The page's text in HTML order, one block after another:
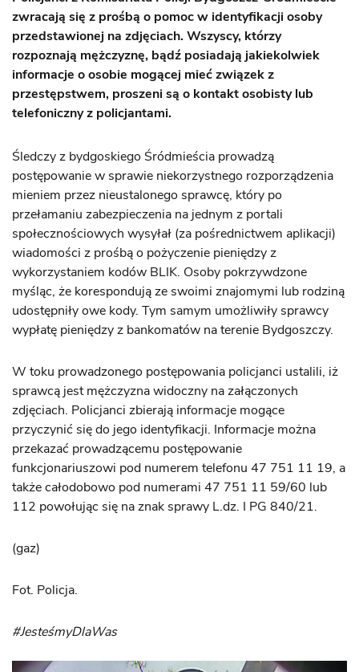
zwracają się z prośbą o pomoc w identyfikacji osoby
przedstawionej na zdjęciach. Wszyscy, którzy
rozpoznają mężczyznę, bądź posiadają jakiekolwiek
informacje o osobie mogącej mieć związek z
przestępstwem, proszeni są o kontakt osobisty lub
telefoniczny z policjantami.
Śledczy z bydgoskiego Śródmieścia prowadzą
postępowanie w sprawie niekorzystnego rozporządzenia
mieniem przez nieustalonego sprawcę, który po
przełamaniu zabezpieczenia na jednym z portali
społecznościowych wysyłał (za pośrednictwem aplikacji)
wiadomości z prośbą o pożyczenie pieniędzy z
wykorzystaniem kodów BLIK. Osoby pokrzywdzone
myśląc, że korespondują ze swoimi znajomymi lub rodziną
udostępniły owe kody. Tym samym umożliwiły sprawcy
wypłatę pieniędzy z bankomatów na terenie Bydgoszczy.
W toku prowadzonego postępowania policjanci ustalili, iż
sprawcą jest mężczyzna widoczny na załączonych
zdjęciach. Policjanci zbierają informacje mogące
przyczynić się do jego identyfikacji. Informacje można
przekazać prowadzącemu postępowanie
funkcjonariuszowi pod numerem telefonu 47 751 11 19, a
także całodobowo pod numerami 47 751 11 59/60 lub
112 powołując się na znak sprawy L.dz. I PG 840/21.
(gaz)
Fot. Policja.
#JesteśmyDlaWas